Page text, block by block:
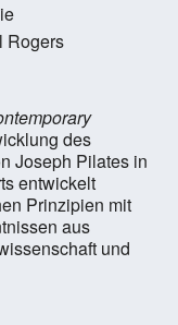
Rogers
des
Joseph Pilates in
entwickelt
Prinzipien mit
aus
und